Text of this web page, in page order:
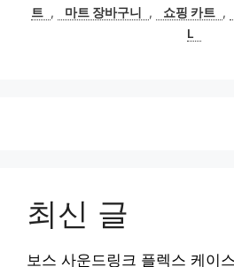
트 , 마트 장바구니 , 쇼핑 카트 ,
L
최신 글
보스 사운드링크 플렉스 케이